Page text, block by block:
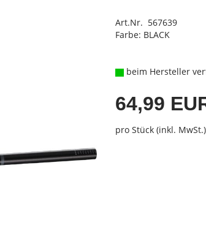
Art.Nr. 567639
Farbe: BLACK
beim Hersteller
64,99
pro Stück (inkl. MwSt.)